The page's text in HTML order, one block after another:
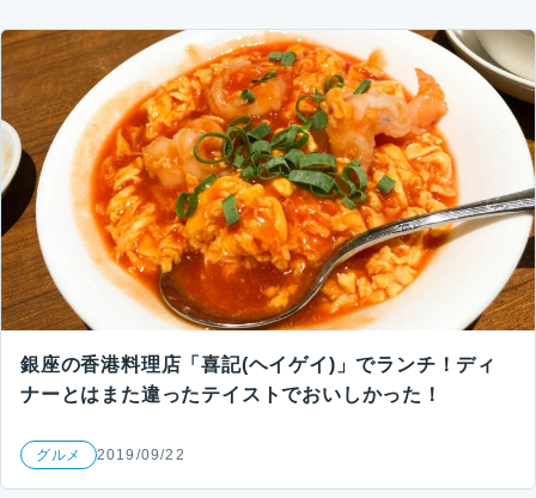
銀座の香港料理店「喜記(ヘイゲイ)」でランチ！ディ
ナーとはまた違ったテイストでおいしかった！
グルメ 2019/09/22